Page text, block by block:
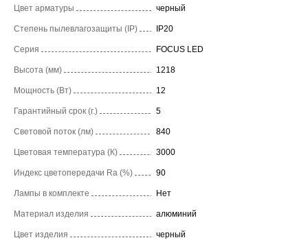
Цвет арматуры черный
Степень пылевлагозащиты (IP) IP20
Серия FOCUS LED
Высота (мм) 1218
Мощность (Вт) 12
Гарантийный срок (г.) 5
Световой поток (лм) 840
Цветовая температура (К) 3000
Индекс цветопередачи Ra (%) 90
Лампы в комплекте Нет
Материал изделия алюминий
Цвет изделия черный